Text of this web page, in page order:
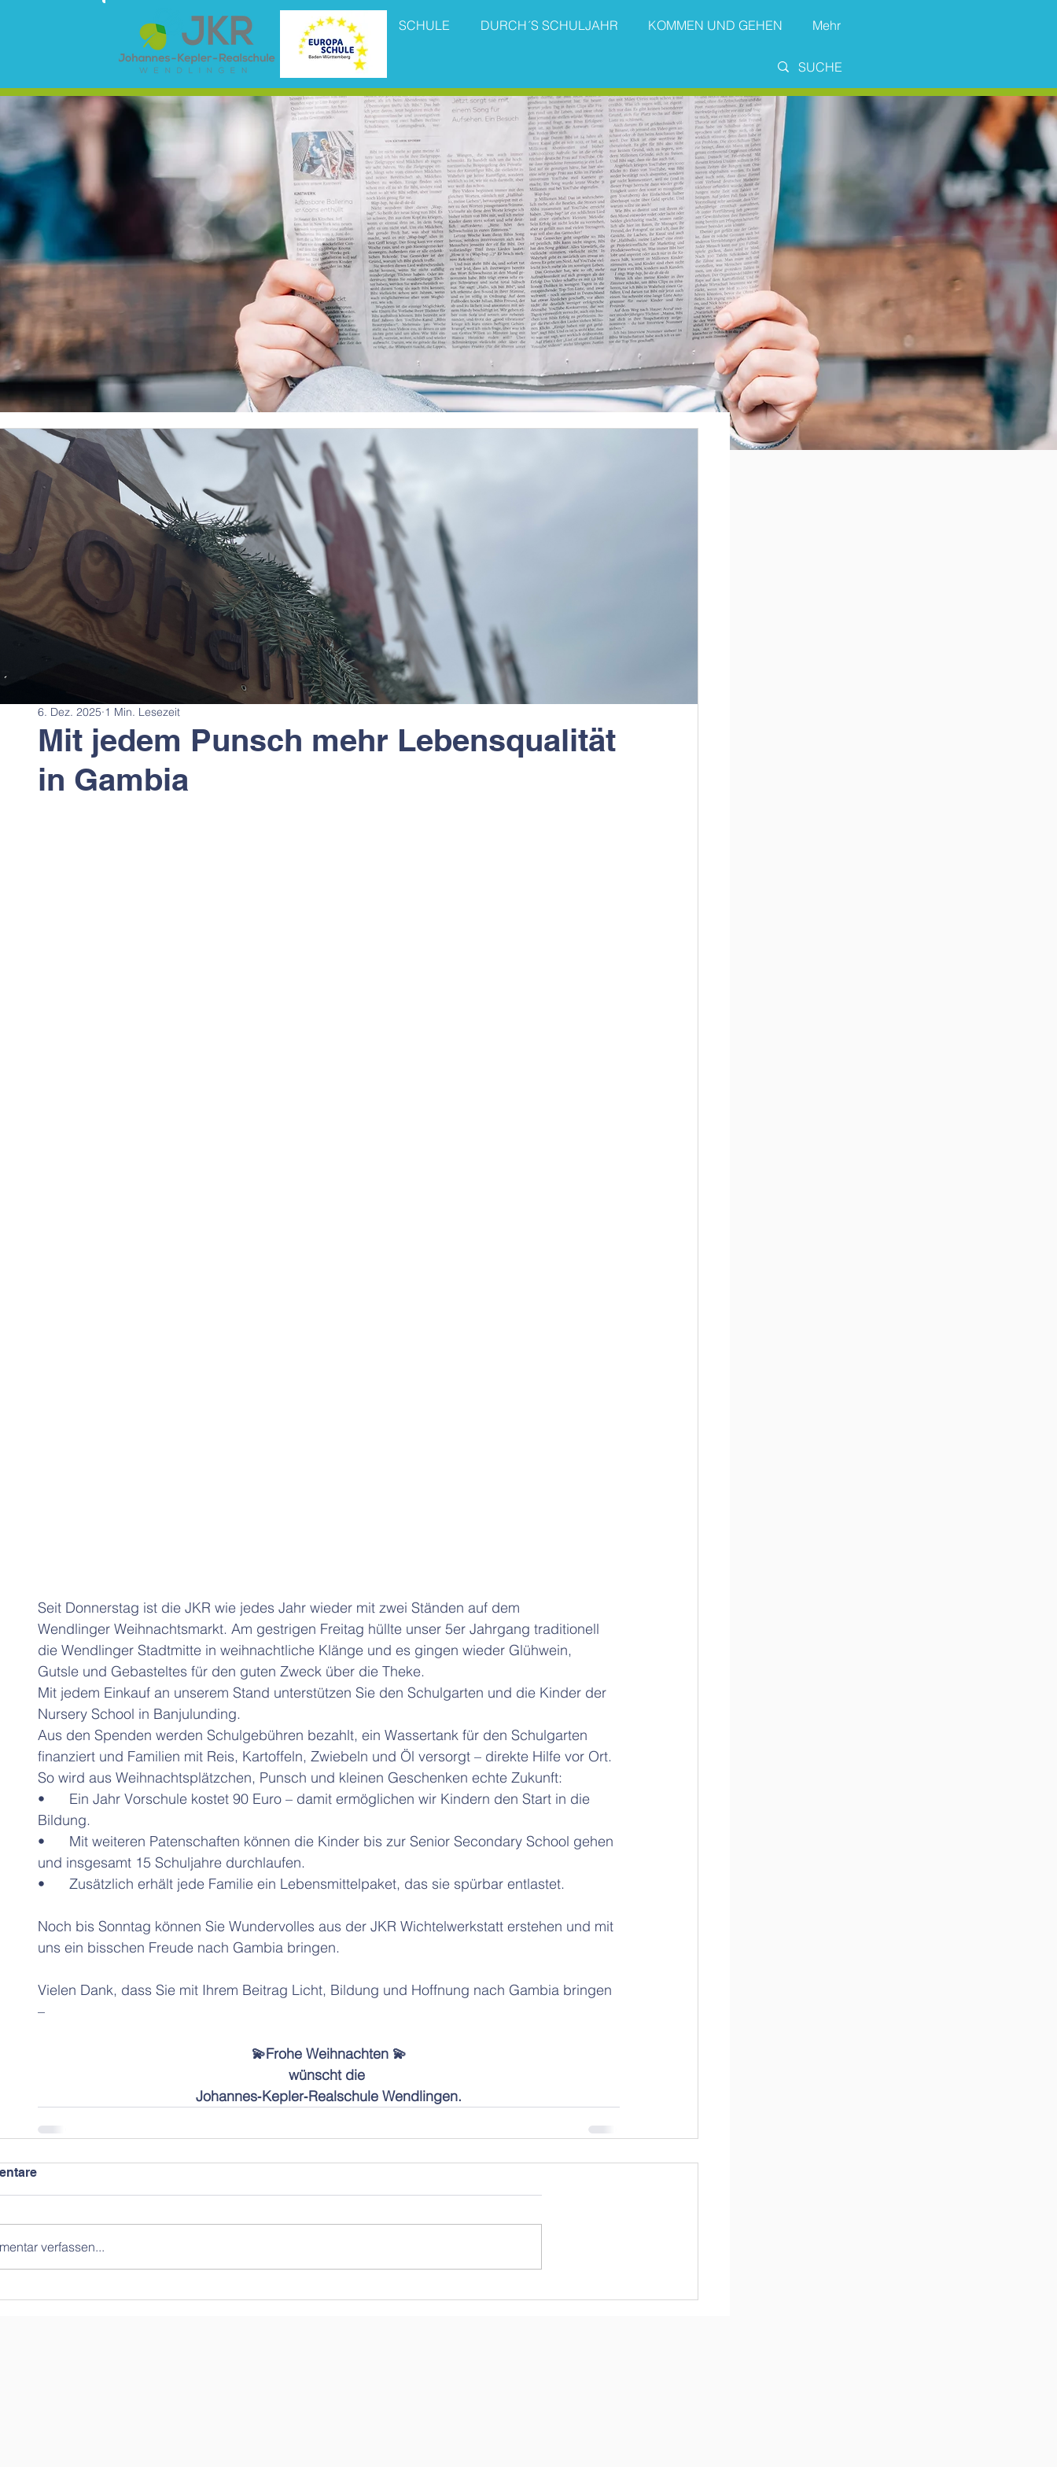
SCHULE DURCH´S SCHULJAHR KOMMEN UND GEHEN Mehr
Mit jedem Punsch mehr Lebensqualität
in Gambia
6. Dez. 2025 1 Min. Lesezeit
Seit Donnerstag ist die JKR wie jedes Jahr wieder mit zwei Ständen auf dem
Wendlinger Weihnachtsmarkt. Am gestrigen Freitag hüllte unser 5er Jahrgang traditionell
die Wendlinger Stadtmitte in weihnachtliche Klänge und es gingen wieder Glühwein,
Gutsle und Gebasteltes für den guten Zweck über die Theke.
Mit jedem Einkauf an unserem Stand unterstützen Sie den Schulgarten und die Kinder der
Nursery School in Banjulunding.
Aus den Spenden werden Schulgebühren bezahlt, ein Wassertank für den Schulgarten
finanziert und Familien mit Reis, Kartoffeln, Zwiebeln und Öl versorgt – direkte Hilfe vor Ort.
So wird aus Weihnachtsplätzchen, Punsch und kleinen Geschenken echte Zukunft:
•	Ein Jahr Vorschule kostet 90 Euro – damit ermöglichen wir Kindern den Start in die
Bildung.
•	Mit weiteren Patenschaften können die Kinder bis zur Senior Secondary School gehen
und insgesamt 15 Schuljahre durchlaufen.
•	Zusätzlich erhält jede Familie ein Lebensmittelpaket, das sie spürbar entlastet.
Noch bis Sonntag können Sie Wundervolles aus der JKR Wichtelwerkstatt erstehen und mit
uns ein bisschen Freude nach Gambia bringen.
Vielen Dank, dass Sie mit Ihrem Beitrag Licht, Bildung und Hoffnung nach Gambia bringen
–
💫Frohe Weihnachten 💫
wünscht die
Johannes‑Kepler‑Realschule Wendlingen.
verfassen...